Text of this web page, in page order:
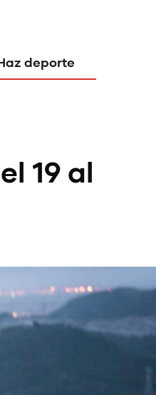
deporte
19 al